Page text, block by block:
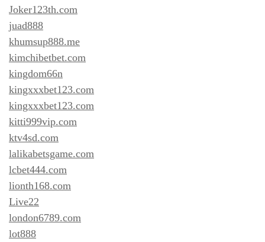
Joker123th.com
juad888
khumsup888.me
kimchibetbet.com
kingdom66n
kingxxxbet123.com
kingxxxbet123.com
kitti999vip.com
ktv4sd.com
lalikabetsgame.com
lcbet444.com
lionth168.com
Live22
london6789.com
lot888